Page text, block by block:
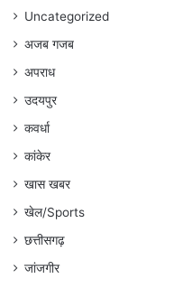
Uncategorized
अजब गजब
अपराध
उदयपुर
कवर्धा
कांकेर
खास खबर
खेल/Sports
छत्तीसगढ़
जांजगीर